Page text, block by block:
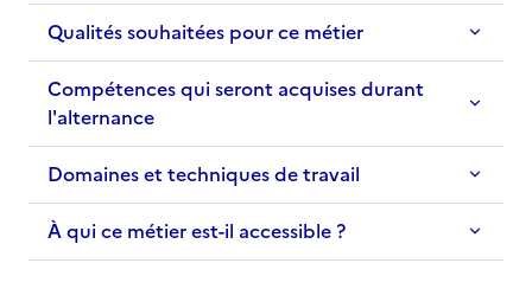
Qualités souhaitées pour ce métier
Compétences qui seront acquises durant
l'alternance
Domaines et techniques de travail
À qui ce métier est-il accessible ?